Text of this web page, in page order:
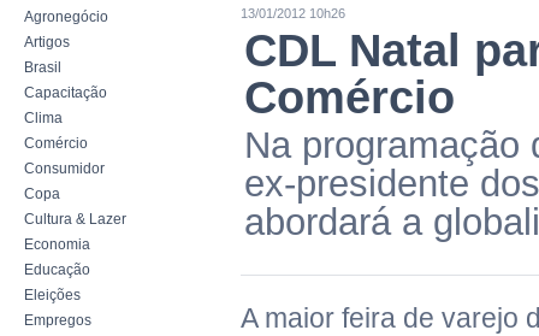
Agronegócio
Artigos
Brasil
Capacitação
Clima
Comércio
Consumidor
Copa
Cultura & Lazer
Economia
Educação
Eleições
Empregos
13/01/2012 10h26
CDL Natal
Comércio
Na programação
ex-presidente
abordará a
A maior feira de varejo